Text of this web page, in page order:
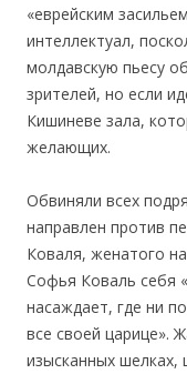
«еврейским
интеллектуал,
молдавскую пьесу
зрителей, но если
Кишиневе зала,
желающих.
Обвиняли всех
направлен против
Коваля, женатого
Софья Коваль себя
насаждает, где ни
все своей царице».
изысканных шелках,